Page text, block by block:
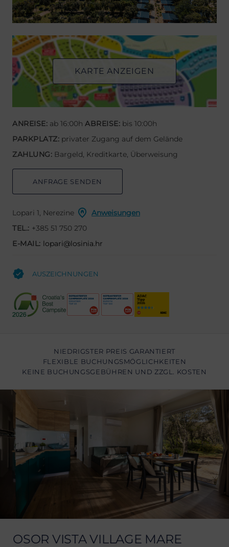
KARTE ANZEIGEN
ANREISE: ab 16:00h ABREISE: bis 10:00h
PARKPLATZ: privater Zugang auf dem Gelände
ZAHLUNG: Bargeld, Kreditkarte, Überweisung
ANFRAGE SENDEN
Lopari 1, Nerezine
Anweisungen
TEL.: +385 51 750 270
E-MAIL: lopari@losinia.hr
AUSZEICHNUNGEN
NIEDRIGSTER PREIS GARANTIERT
FLEXIBLE BUCHUNGSMÖGLICHKEITEN
KEINE BUCHUNGSGEBÜHREN UND ZZGL. KOSTEN
OSOR VISTA VILLAGE MARE